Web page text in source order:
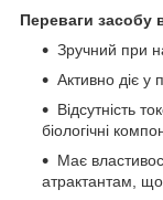
Переваги засобу
Зручний при
Активно діє у
Відсутність
біологічні
Має
атрактантам,